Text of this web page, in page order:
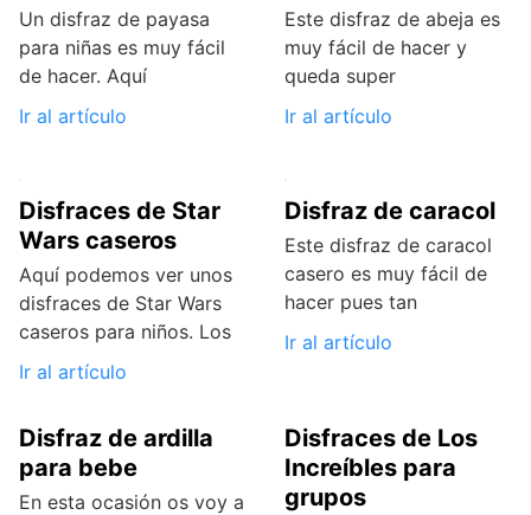
Un disfraz de payasa
para niñas es muy fácil
de hacer. Aquí
Ir al artículo
Este disfraz de abeja es
muy fácil de hacer y
queda super
Ir al artículo
Disfraces de Star
Wars caseros
Aquí podemos ver unos
disfraces de Star Wars
caseros para niños. Los
Ir al artículo
Disfraz de caracol
Este disfraz de caracol
casero es muy fácil de
hacer pues tan
Ir al artículo
Disfraz de ardilla
para bebe
En esta ocasión os voy a
Disfraces de Los
Increíbles para
grupos